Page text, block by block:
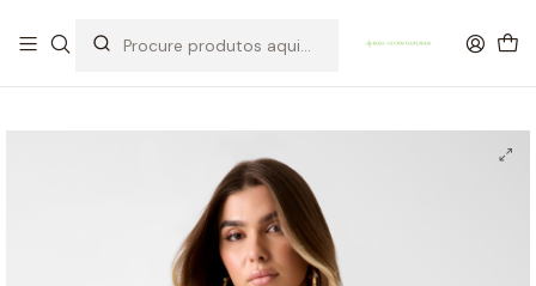
OFERTA DE PORTES DE ENVIO em compras para Portugal superiores a
80€ de artigos sem promoção